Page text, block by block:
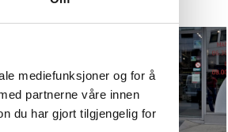
mediefunksjoner og for å
partnerne våre innen
du har gjort tilgjengelig for